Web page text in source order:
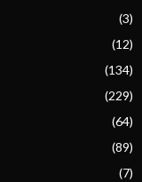
(3)
(12)
(134)
(229)
(64)
(89)
(7)